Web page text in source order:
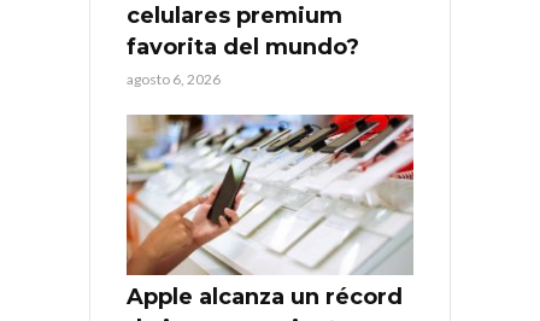
celulares premium
favorita del mundo?
agosto 6, 2026
Apple alcanza un récord